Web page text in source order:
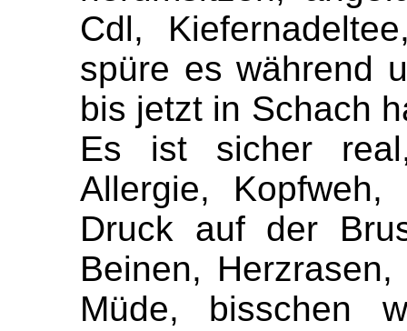
Cdl,
spüre es während
bis jetzt in Schach
Es ist sicher
Allergie, Kopfweh,
Druck auf der
Beinen,
Müde, bisschen